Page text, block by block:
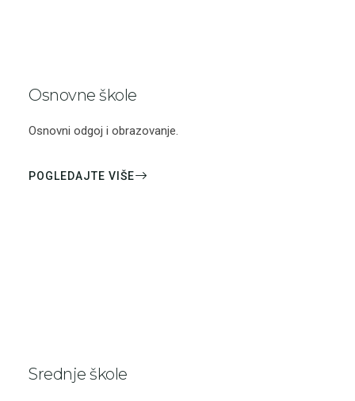
Osnovne škole
Osnovni odgoj i obrazovanje.
POGLEDAJTE VIŠE
Srednje škole